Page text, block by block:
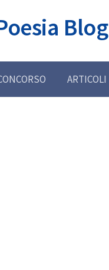
Blog
ARTICOLI